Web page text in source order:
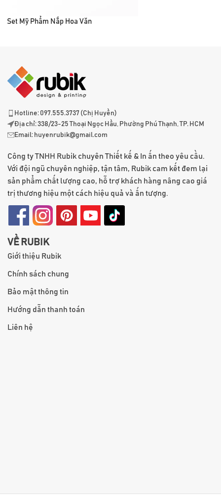
Set Mỹ Phẩm Nắp Hoa Văn
Hotline: 097.555.3737 (Chị Huyền)
Địa chỉ: 338/23-25 Thoại Ngọc Hầu, Phường Phú Thạnh, TP. HCM
Email: huyenrubik@gmail.com
Công ty TNHH Rubik chuyên Thiết kế & In ấn theo yêu cầu.
Với đội ngũ chuyên nghiệp, tận tâm, Rubik cam kết đem lại
sản phẩm chất lượng cao, hỗ trợ khách hàng nâng cao giá
trị thương hiệu một cách hiệu quả và ấn tượng.
VỀ RUBIK
Giới thiệu Rubik
Chính sách chung
Bảo mật thông tin
Hướng dẫn thanh toán
Liên hệ